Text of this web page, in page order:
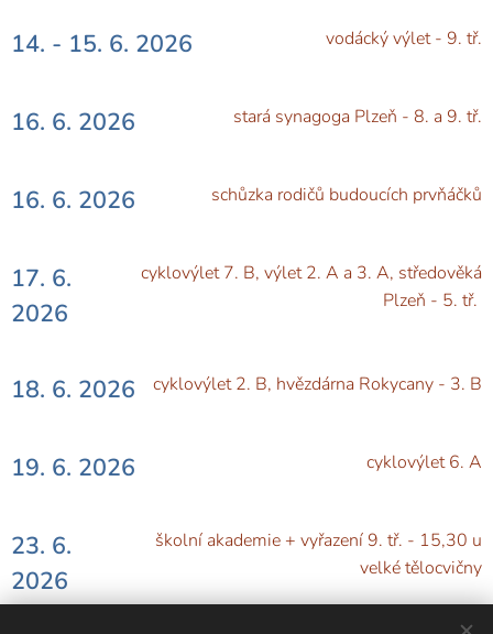
14. - 15. 6. 2026 vodácký výlet - 9. tř.
16. 6. 2026 stará synagoga Plzeň - 8. a 9. tř.
16. 6. 2026 schůzka rodičů budoucích prvňáčků
17. 6.
2026
cyklovýlet 7. B, výlet 2. A a 3. A, středověká
Plzeň - 5. tř.
18. 6. 2026 cyklovýlet 2. B, hvězdárna Rokycany - 3. B
19. 6. 2026 cyklovýlet 6. A
23. 6.
2026
školní akademie + vyřazení 9. tř. - 15,30 u
velké tělocvičny